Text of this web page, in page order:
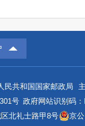
民共和国国家邮政局
号 政府网站识别码
北礼士路甲8号
京